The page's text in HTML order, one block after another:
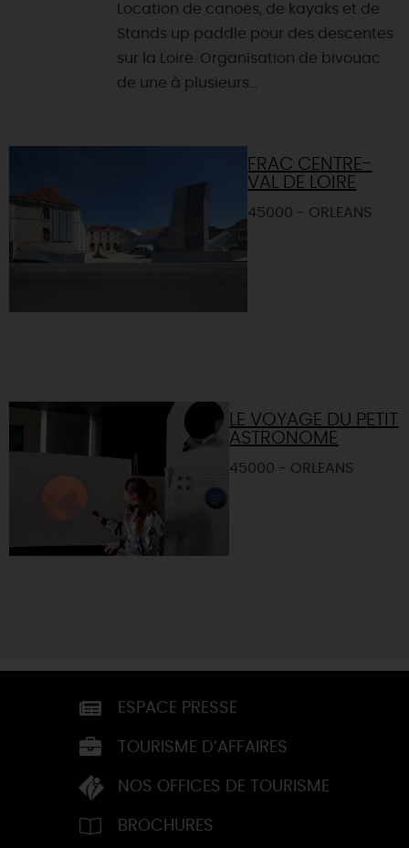
Location de canoës, de kayaks et de
Stands up paddle pour des descentes
sur la Loire. Organisation de bivouac
de une à plusieurs...
FRAC CENTRE-
VAL DE LOIRE
45000 - ORLEANS
LE VOYAGE DU PETIT
ASTRONOME
45000 - ORLEANS
ESPACE PRESSE
TOURISME D’AFFAIRES
NOS OFFICES DE TOURISME
BROCHURES